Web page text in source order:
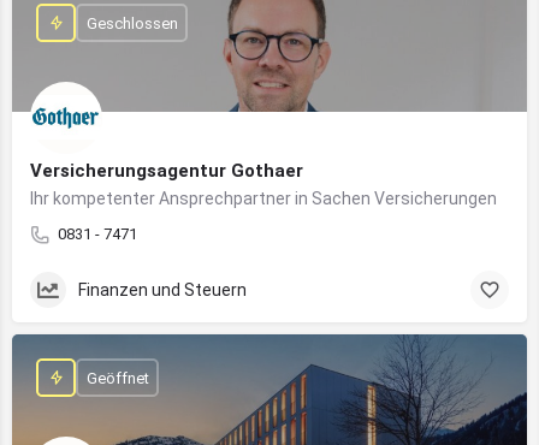
Versicherungsagentur Gothaer
Ihr kompetenter Ansprechpartner in Sachen Versicherungen
0831 - 7471
Geschlossen
Finanzen und Steuern
Geöffnet